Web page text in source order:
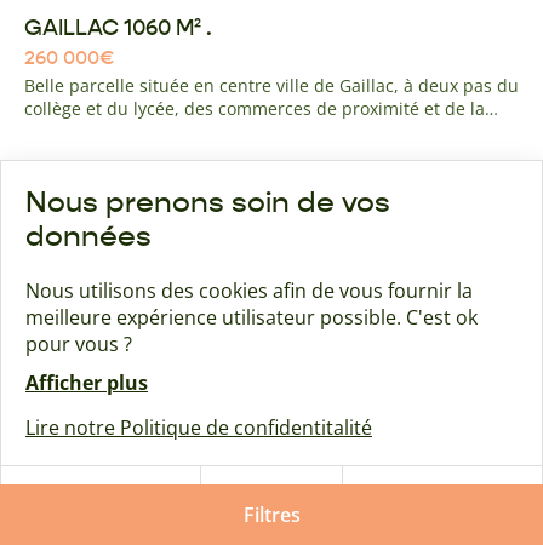
Filtres
GAILLAC 1060 M² .
260 000€
Belle parcelle située en centre ville de Gaillac, à deux pas du
collège et du lycée, des commerces de proximité et de la
pour l'hyper centre de gaillac à 10 minutes à pied.
Maison + terrain Bernac
Nous prenons soin de vos
données
Nous utilisons des cookies afin de vous fournir la
meilleure expérience utilisateur possible. C'est ok
pour vous ?
Afficher plus
Lire notre Politique de confidentitalité
Paramétrer